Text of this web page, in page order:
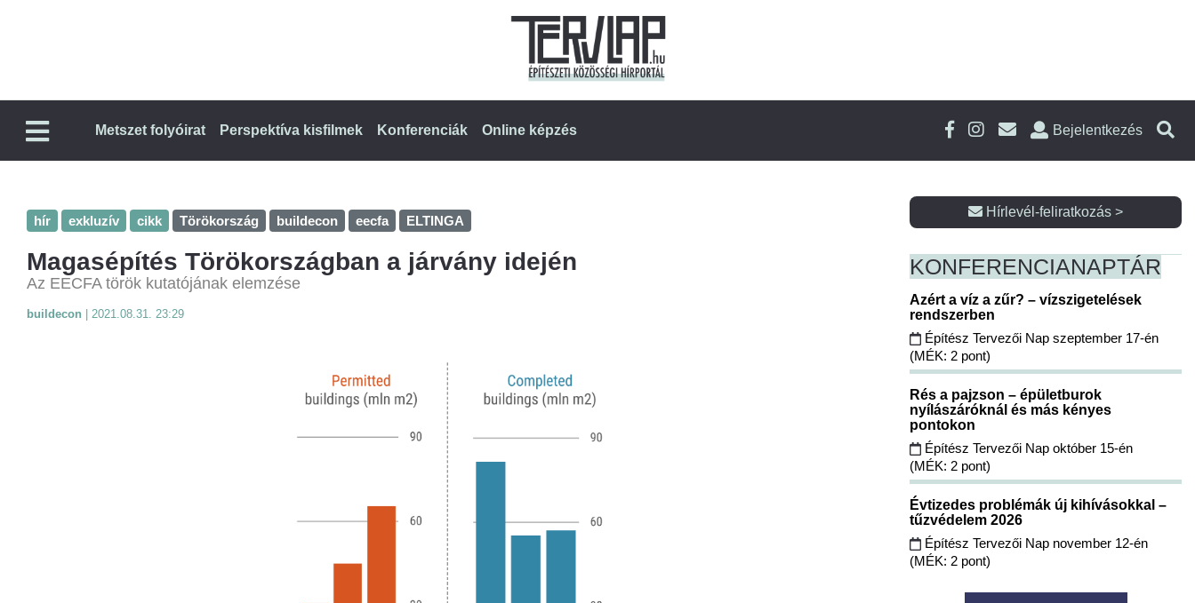
Metszet folyóirat Perspektíva kisfilmek Konferenciák Online képzés Bejelentkezés
hír exkluzív cikk Törökország buildecon eecfa ELTINGA
Magasépítés Törökországban a járvány idején
Az EECFA török kutatójának elemzése
buildecon 2021.08.31. 23:29
Hírlevél-feliratkozás >
KONFERENCIANAPTÁR
Azért a víz a zűr? – vízszigetelések
rendszerben
Építész Tervezői Nap szeptember 17-én
(MÉK: 2 pont)
Rés a pajzson – épületburok
nyílászáróknál és más kényes
pontokon
Építész Tervezői Nap október 15-én
(MÉK: 2 pont)
Évtizedes problémák új kihívásokkal –
tűzvédelem 2026
Építész Tervezői Nap november 12-én
(MÉK: 2 pont)